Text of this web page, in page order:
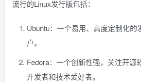
流行的Linux发行版包括：
Ubuntu：一个易用、高度定制化的
户。
Fedora：一个创新性强，关注开源
开发者和技术爱好者。